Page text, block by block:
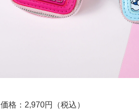
価格：2,970円（税込）